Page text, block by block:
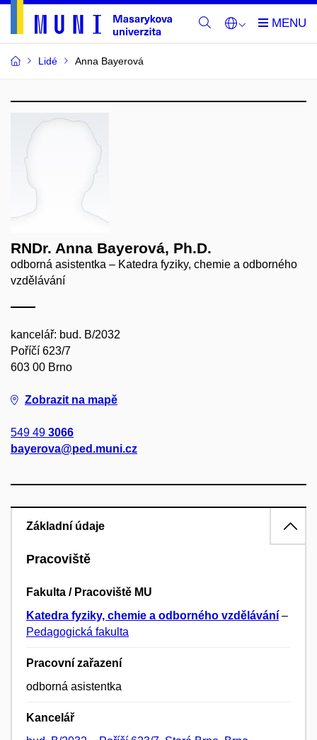
Lidé Anna Bayerová
RNDr. Anna Bayerová, Ph.D.
odborná asistentka – Katedra fyziky, chemie a odborného
vzdělávání
kancelář: bud. B/2032
Poříčí 623/7
603 00 Brno
Zobrazit na mapě
549 49 3066
bayerova@ped.muni.cz
Základní údaje
Pracoviště
Fakulta / Pracoviště MU
Katedra fyziky, chemie a odborného vzdělávání –
Pedagogická fakulta
Pracovní zařazení
odborná asistentka
Kancelář